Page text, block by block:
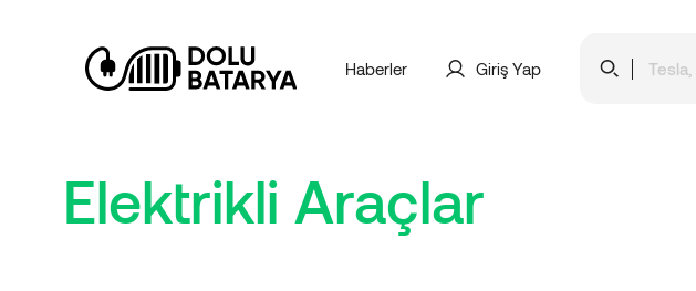
Haberler Giriş Yap
Elektrikli Araçlar